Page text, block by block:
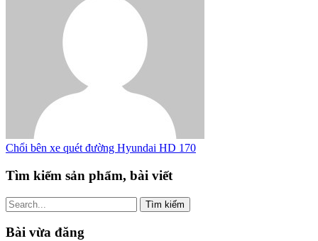
Chổi bên xe quét đường Hyundai HD 170
Tìm kiếm sản phẩm, bài viết
Tìm
kiếm
cho:
Bài vừa đăng